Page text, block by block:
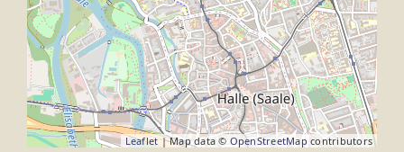
Leaflet | Map data © OpenStreetMap contributors